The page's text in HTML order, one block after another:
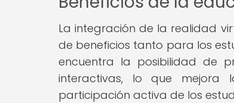
La integración de la realidad
de beneficios tanto para los
encuentra la posibilidad de
interactivas, lo que mejora
participación activa de los